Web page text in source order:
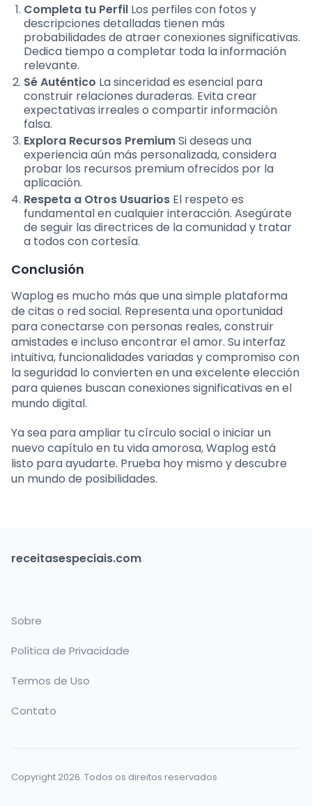
Completa tu Perfil Los perfiles con fotos y
descripciones detalladas tienen más
probabilidades de atraer conexiones significativas.
Dedica tiempo a completar toda la información
relevante.
Sé Auténtico La sinceridad es esencial para
construir relaciones duraderas. Evita crear
expectativas irreales o compartir información
falsa.
Explora Recursos PremiumSi deseas una
experiencia aún más personalizada, considera
probar los recursos premium ofrecidos por la
aplicación.
Respeta a Otros Usuarios El respeto es
fundamental en cualquier interacción. Asegúrate
de seguir las directrices de la comunidad y tratar
a todos con cortesía.
Conclusión
Waplog es mucho más que una simple plataforma
de citas o red social. Representa una oportunidad
para conectarse con personas reales, construir
amistades e incluso encontrar el amor. Su interfaz
intuitiva, funcionalidades variadas y compromiso con
la seguridad lo convierten en una excelente elección
para quienes buscan conexiones significativas en el
mundo digital.
Ya sea para ampliar tu círculo social o iniciar un
nuevo capítulo en tu vida amorosa, Waplog está
listo para ayudarte. Prueba hoy mismo y descubre
un mundo de posibilidades.
receitasespeciais.com
Sobre
Política de Privacidade
Termos de Uso
Contato
Copyright 2026. Todos os direitos reservados